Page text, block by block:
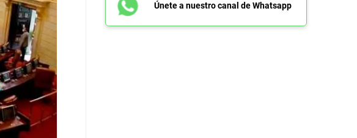
Únete a nuestro canal de Whatsapp